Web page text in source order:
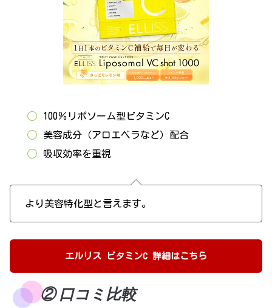
100％リポソーム型ビタミンC
美容成分（アロエベラなど）配合
吸収効率を重視
より美容特化型と言えます。
エルリス ビタミンC 詳細はこちら
② 口コミ比較